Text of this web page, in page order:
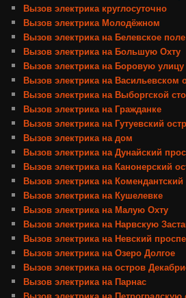
Вызов электрика круглосуточно
Вызов электрика Молодёжном
Вызов электрика на Белевское поле
Вызов электрика на Большую Охту
Вызов электрика на Боровую улицу
Вызов электрика на Васильевском
Вызов электрика на Выборгской
Вызов электрика на Гражданке
Вызов электрика на Гутуевский
Вызов электрика на дом
Вызов электрика на Дунайский
Вызов электрика на Канонерский
Вызов электрика на
Вызов электрика на Кушелевке
Вызов электрика на Малую Охту
Вызов электрика на Нарвскую
Вызов электрика на Невский
Вызов электрика на Озеро Долгое
Вызов электрика на остров
Вызов электрика на Парнас